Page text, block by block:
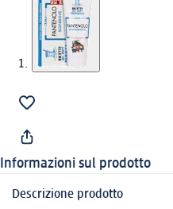
Informazioni sul prodotto
Descrizione prodotto